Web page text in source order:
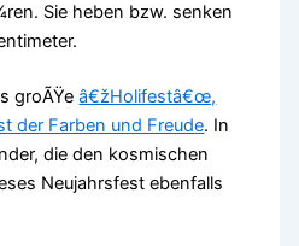
Sie heben bzw. senken
groÃŸeâ€žHolifestâ€œ,
der Farben und Freude. In
die den kosmischen
Neujahrsfest ebenfalls